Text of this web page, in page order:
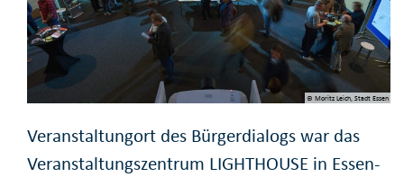
© Moritz Leich, Stadt Essen
Veranstaltungort des Bürgerdialogs war das
Veranstaltungszentrum LIGHTHOUSE in Essen-